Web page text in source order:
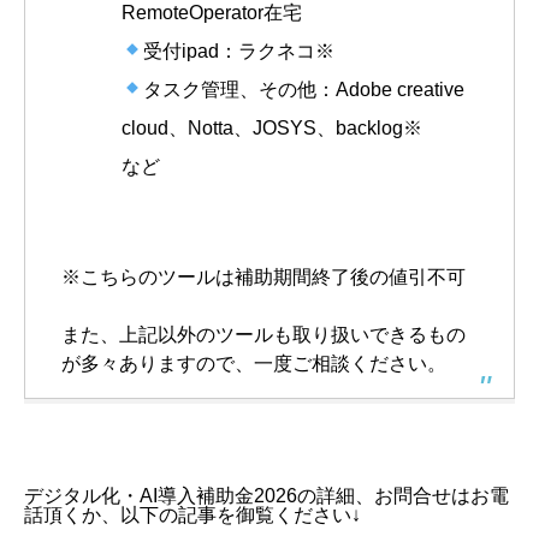
RemoteOperator在宅
受付ipad：ラクネコ※
タスク管理、その他：Adobe creative
cloud、Notta、JOSYS、backlog※
など
※こちらのツールは補助期間終了後の値引不可
また、上記以外のツールも取り扱いできるもの
が多々ありますので、一度ご相談ください。
デジタル化・AI導入補助金2026の詳細、お問合せはお電
話頂くか、以下の記事を御覧ください↓